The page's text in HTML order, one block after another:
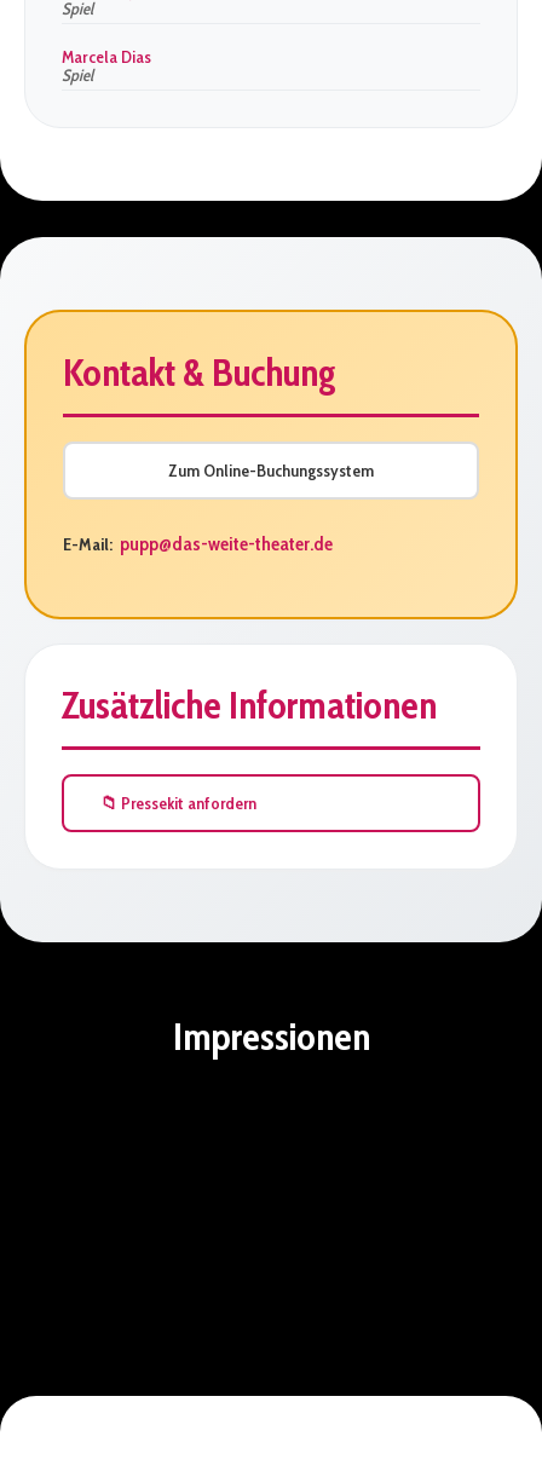
Spiel
Marcela Dias
Spiel
Kontakt & Buchung
Zum Online-Buchungssystem
E-Mail: pupp@das-weite-theater.de
Zusätzliche Informationen
📁 Pressekit anfordern
Impressionen